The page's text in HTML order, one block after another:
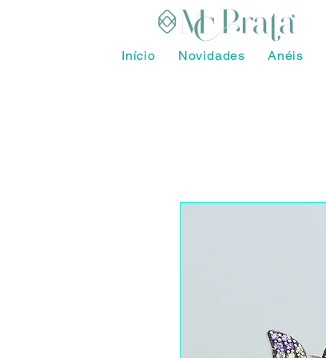
Início Novidades Anéis